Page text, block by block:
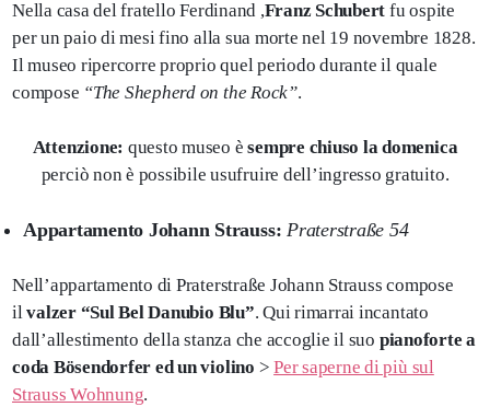
Nella casa del fratello Ferdinand ,Franz Schubert fu ospite
per un paio di mesi fino alla sua morte nel 19 novembre 1828.
Il museo ripercorre proprio quel periodo durante il quale
compose “The Shepherd on the Rock”.
Attenzione: questo museo èsempre chiuso la domenica
perciò non è possibile usufruire dell’ingresso gratuito.
Appartamento Johann Strauss: Praterstraße 54
Nell’appartamento di Praterstraße Johann Strauss compose
ilvalzer “Sul Bel Danubio Blu”. Qui rimarrai incantato
dall’allestimento della stanza che accoglie il suo pianoforte a
coda Bösendorfer ed un violino >Per saperne di più sul
Strauss Wohnung.